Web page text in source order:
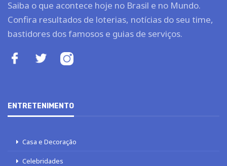
Saiba o que acontece hoje no Brasil e no Mundo.
Confira resultados de loterias, notícias do seu time,
bastidores dos famosos e guias de serviços.
ENTRETENIMENTO
Casa e Decoração
Celebridades